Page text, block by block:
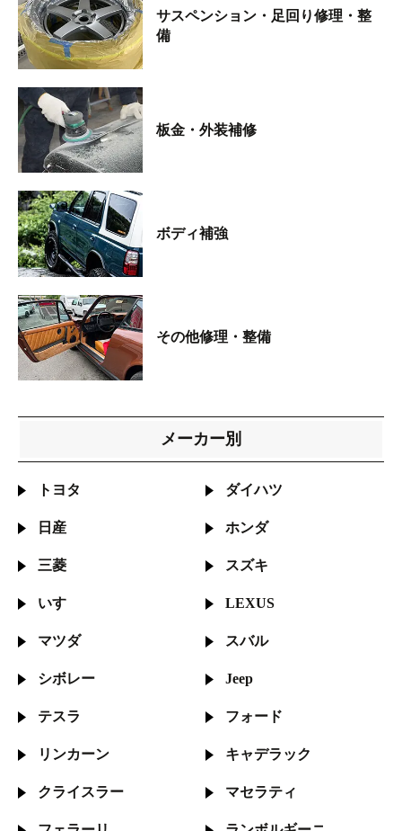
サスペンション・足回り修理・整
備
板金・外装補修
ボディ補強
その他修理・整備
メーカー別
トヨタ ダイハツ
日産 ホンダ
三菱 スズキ
いすゞ LEXUS
マツダ スバル
シボレー Jeep
テスラ フォード
リンカーン キャデラック
クライスラー マセラティ